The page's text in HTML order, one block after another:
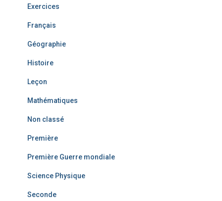
Exercices
Français
Géographie
Histoire
Leçon
Mathématiques
Non classé
Première
Première Guerre mondiale
Science Physique
Seconde